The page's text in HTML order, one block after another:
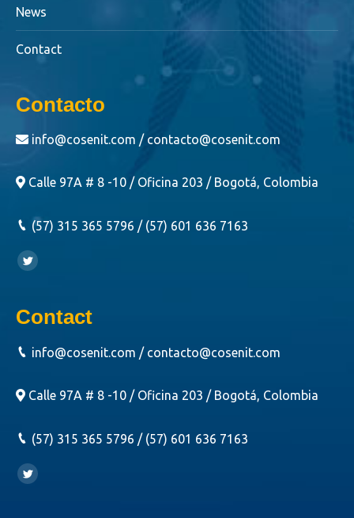
News
Contact
Contacto
info@cosenit.com / contacto@cosenit.com
Calle 97A # 8 -10 / Oficina 203 / Bogotá, Colombia
(57) 315 365 5796 / (57) 601 636 7163
Encuéntranos en:
Twitter
Contact
info@cosenit.com / contacto@cosenit.com
Calle 97A # 8 -10 / Oficina 203 / Bogotá, Colombia
(57) 315 365 5796 / (57) 601 636 7163
Encuéntranos en:
Twitter